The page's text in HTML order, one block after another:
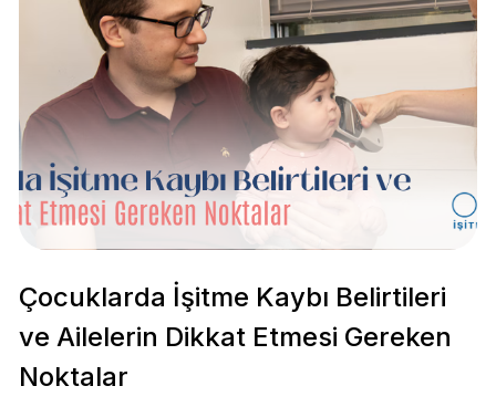
Çocuklarda İşitme Kaybı Belirtileri
ve Ailelerin Dikkat Etmesi Gereken
Noktalar